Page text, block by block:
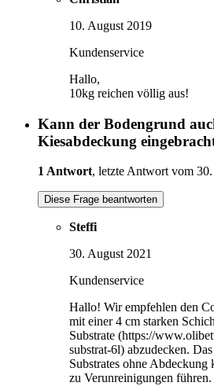
10. August 2019
Kundenservice
Hallo,
10kg reichen völlig aus!
Kann der Bodengrund
Kiesabdeckung
1 Antwort, letzte Antwort vom
Diese Frage beantworten
Steffi
30. August 2021
Kundenservice
Hallo! Wir empfehlen den
mit einer 4 cm starken
Substrate (https://
substrat-6l) abzudecken.
Substrates ohne
zu Verunreinigungen führen.